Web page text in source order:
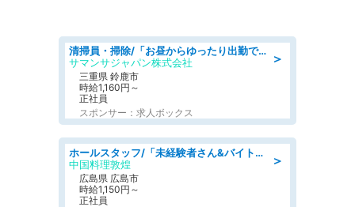
＞
清掃員・掃除/「お昼からゆったり出勤できる」未経験者さん&ブランクがある方も大歓迎/扶養内勤務&WワークOK/三重県/鈴鹿市
サマンサジャパン株式会社
三重県 鈴鹿市
時給1,160円～
正社員
スポンサー：求人ボックス
＞
ホールスタッフ/「未経験者さん&バイトデビューも大歓迎」残業ほぼなし×1日3時間〜勤務OK!フォロー体制も充実/広島県/広島市南区
中国料理敦煌
広島県 広島市
時給1,150円～
正社員